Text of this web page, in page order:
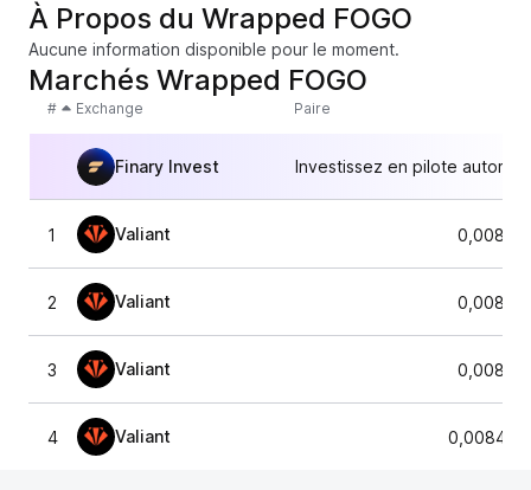
À Propos du Wrapped FOGO
Aucune information disponible pour le moment.
Marchés Wrapped FOGO
# Exchange Paire
Finary Invest Investissez en pilote
1 Valiant
2 Valiant
3 Valiant
4 Valiant